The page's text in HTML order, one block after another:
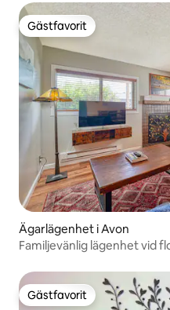
Gästfavorit
Gästfavorit
Ägarlägenhet i Avon
Familjevänlig lägenhet vid
Gästfavorit
Gästfavorit